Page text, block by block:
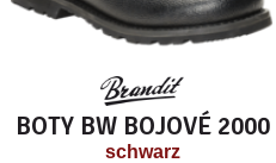
BOTY BW BOJOVÉ 2000
schwarz